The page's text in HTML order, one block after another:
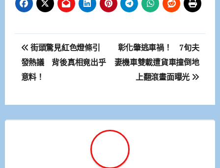
文
章
導
覽
街頭驚見紅色燈條引
發熱議 背後真相竟出乎
意料！
彰化肇逃車禍！ 7旬夫
妻機車雙載遭貨車撞倒地
上翻滾畫面曝光